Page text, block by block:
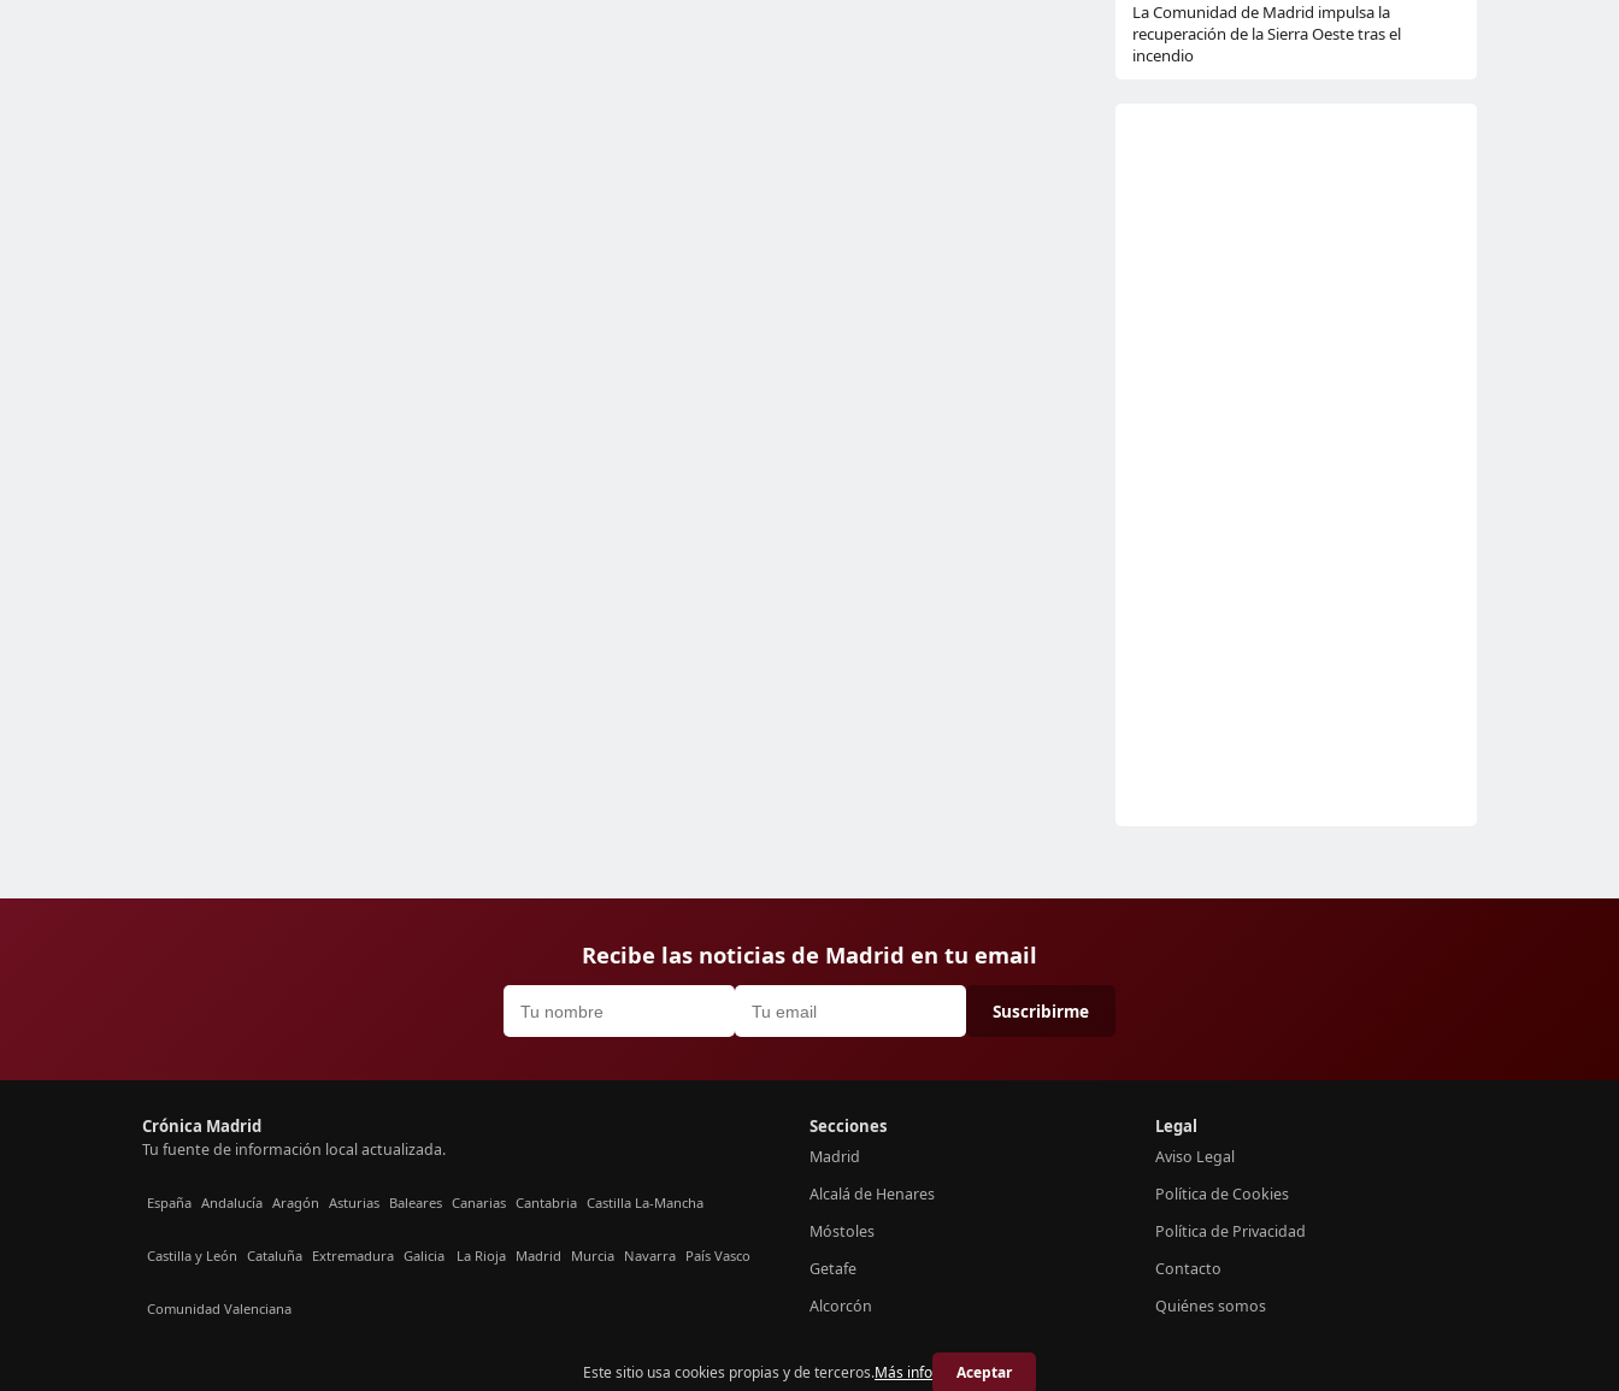
La Comunidad de Madrid impulsa la
recuperación de la Sierra Oeste tras el
incendio
Recibe las noticias de Madrid en tu email
Suscribirme
Crónica Madrid
Tu fuente de información local actualizada.
España Andalucía Aragón Asturias Baleares Canarias Cantabria Castilla La-Mancha
Castilla y León Cataluña Extremadura Galicia La Rioja Madrid Murcia Navarra País Vasco
Comunidad Valenciana
Secciones
Madrid
Alcalá de Henares
Móstoles
Getafe
Alcorcón
Legal
Aviso Legal
Política de Cookies
Política de Privacidad
Contacto
Quiénes somos
© 2026 Crónica Madrid
Este sitio usa cookies propias y de terceros.Más info Aceptar